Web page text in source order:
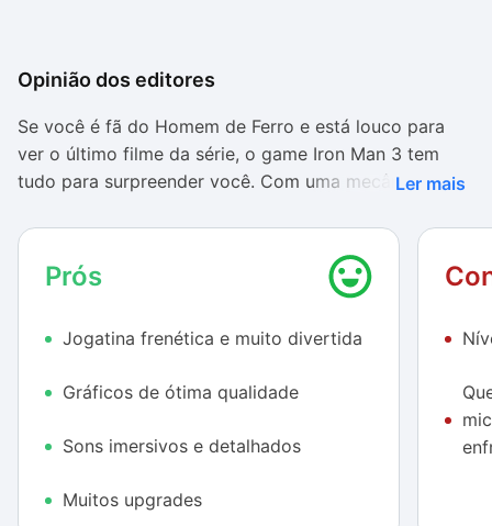
Opinião dos editores
Se você é fã do Homem de Ferro e está louco para
ver o último filme da série, o game Iron Man 3 tem
tudo para surpreender você. Com uma mecânica
fazer é deslizar o dedo na tela para acabar com os
inimigos e desviar dos obstáculos.
tudo o que você precisa fazer é se esquivar de alguns
caminhões. No entanto, as coisas começam a apertar
quando os primeiros mísseis, aviões e oponentes
Ler mais
Prós
Jogatina frenética e muito divertida
Gráficos de ótima qualidade
Sons imersivos e detalhados
Muitos upgrades